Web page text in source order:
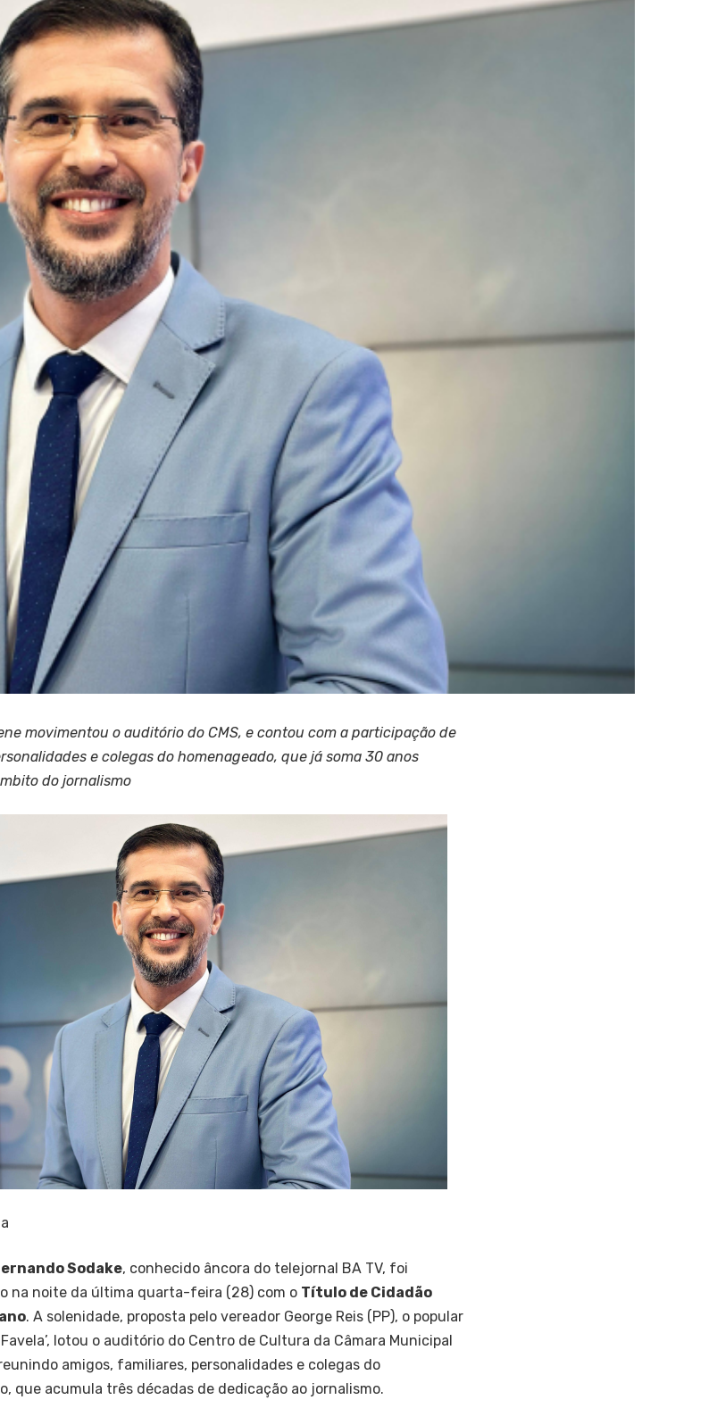
movimentou o auditório do CMS, e contou com a participação de
e colegas do homenageado, que já soma 30 anos
do jornalismo
Sodake, conhecido âncora do telejornal BA TV, foi
na noite da última quarta-feira (28) com o Título de Cidadão
. A solenidade, proposta pelo vereador George Reis (PP), o popular
Favela’, lotou o auditório do Centro de Cultura da Câmara Municipal
amigos, familiares, personalidades e colegas do
que acumula três décadas de dedicação ao jornalismo.